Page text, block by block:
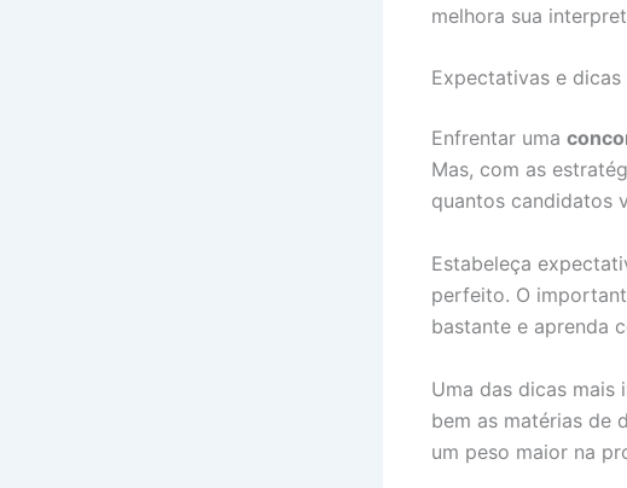
melhora sua
Expectativas e
Enfrentar uma
Mas, com as
quantos candidatos
Estabeleça
perfeito. O
bastante e aprenda
Uma das dicas mais
bem as matérias de
um peso maior na